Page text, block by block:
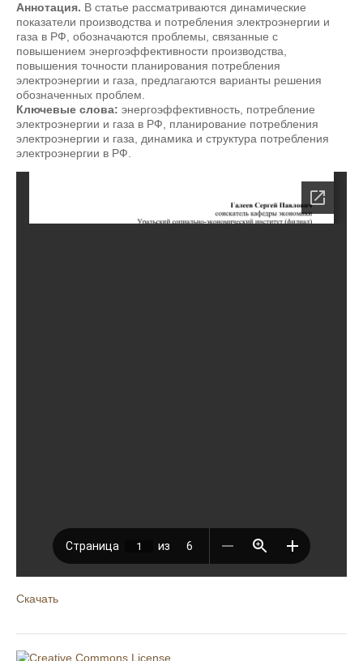
Аннотация. В статье рассматриваются динамические
показатели производства и потребления электроэнергии и
газа в РФ, обозначаются проблемы, связанные с
повышением энергоэффективности производства,
повышения точности планирования потребления
электроэнергии и газа, предлагаются варианты решения
обозначенных проблем.
Ключевые слова: энергоэффективность, потребление
электроэнергии и газа в РФ, планирование потребления
электроэнергии и газа, динамика и структура потребления
электроэнергии в РФ.
Скачать